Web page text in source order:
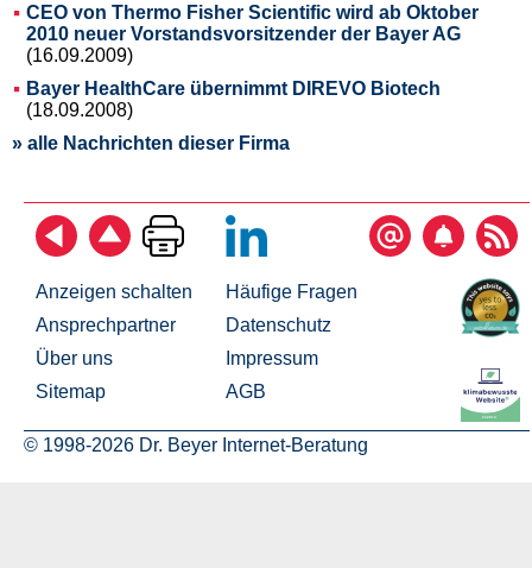
CEO von Thermo Fisher Scientific wird ab Oktober
2010 neuer Vorstandsvorsitzender der Bayer AG
(16.09.2009)
Bayer HealthCare übernimmt DIREVO Biotech
(18.09.2008)
» alle Nachrichten dieser Firma
Anzeigen schalten
Ansprechpartner
Über uns
Sitemap
Häufige Fragen
Datenschutz
Impressum
AGB
© 1998-2026 Dr. Beyer Internet-Beratung